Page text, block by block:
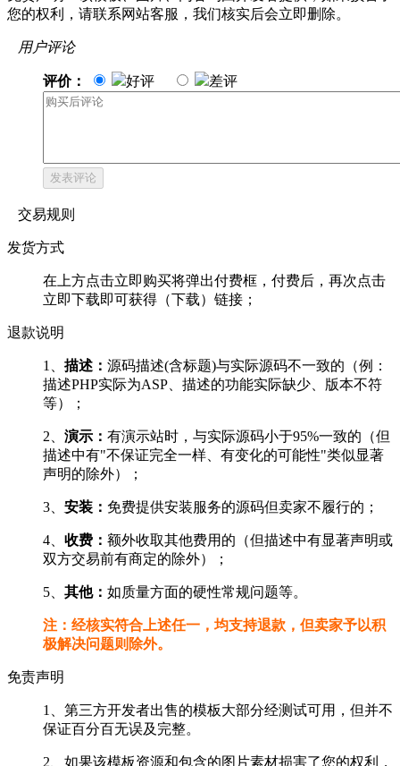
您的权利，请联系网站客服，我们核实后会立即删除。
用户评论
评价： 好评 差评
发表评论
交易规则
发货方式
在上方点击立即购买将弹出付费框，付费后，再次点击
立即下载即可获得（下载）链接；
退款说明
1、 描述： 源码描述(含标题)与实际源码不一致的（例：
描述PHP实际为ASP、描述的功能实际缺少、版本不符
等）；
2、 演示： 有演示站时，与实际源码小于95%一致的（但
描述中有"不保证完全一样、有变化的可能性"类似显著
声明的除外）；
3、 安装： 免费提供安装服务的源码但卖家不履行的；
4、 收费： 额外收取其他费用的（但描述中有显著声明或
双方交易前有商定的除外）；
5、 其他： 如质量方面的硬性常规问题等。
注：经核实符合上述任一，均支持退款，但卖家予以积
极解决问题则除外。
免责声明
1、第三方开发者出售的模板大部分经测试可用，但并不
保证百分百无误及完整。
2、如果该模板资源和包含的图片素材损害了您的权利，